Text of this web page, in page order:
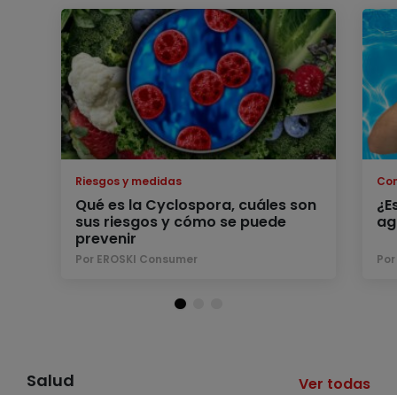
Riesgos y medidas
Qué es la Cyclospora, cuáles son
sus riesgos y cómo se puede
prevenir
Por EROSKI Consumer
Salud Ver todas